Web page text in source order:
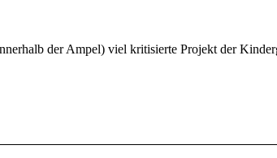
der Ampel) viel kritisierte Projekt der